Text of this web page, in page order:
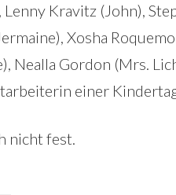
Kravitz (John),
Xosha
Nealla Gordon (Mrs.
einer
nicht fest.